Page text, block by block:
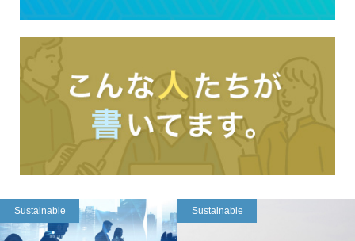
Sustainable Sustainable